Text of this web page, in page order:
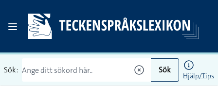
Sök: Sök
Hjälp/Tips